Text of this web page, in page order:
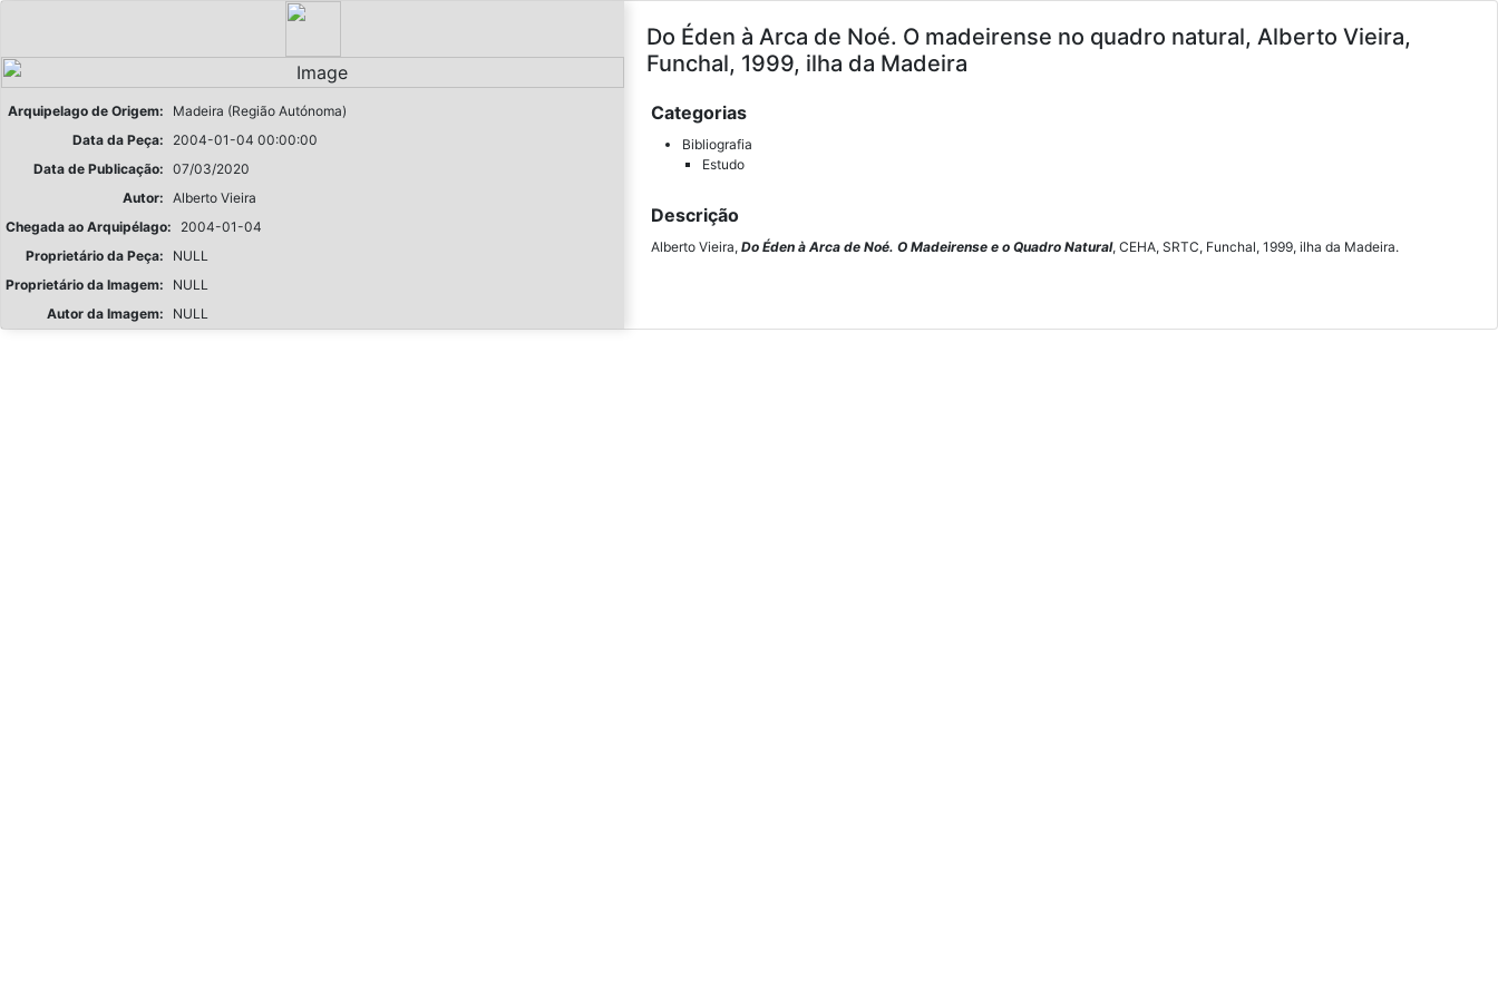
Arquipelago de Origem:
Madeira (Região Autónoma)
Data da Peça:
2004-01-04 00:00:00
Data de Publicação: 07/03/2020
Autor: Alberto Vieira
Chegada ao Arquipélago:
2004-01-04
Proprietário da Peça:
NULL
Proprietário da Imagem:
NULL
Autor da Imagem:
NULL
Do Éden à Arca de Noé. O madeirense no quadro natural, Alberto Vieira,
Funchal, 1999, ilha da Madeira
Categorias
Bibliografia
Estudo
Descrição
Alberto Vieira,Do Éden à Arca de Noé. O Madeirense e o Quadro Natural, CEHA, SRTC, Funchal, 1999, ilha da Madeira.